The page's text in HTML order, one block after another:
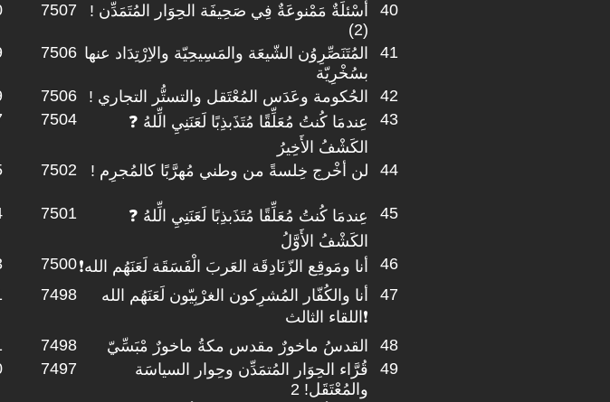
7507
أسْئلَةٌ مَمْنوعَةٌ فِي صَحِيفَة الحِوَار المُتَمَدِّن !
(2)
40
7506 المُتَنَصِّرِوُن الشّيعَة والمَسِيحِيّة والاِرْتِدَاد عنها
بسُخْرِيّة
41
7506 الحُكومة وعَدَس المُعْتَقل والتستُّر التجاري !
42
7504
عِندمَا كُنتُ مُعَلِّقًا مُتَذَبذِبًا لَعَنَنِيِ الِّلهُ ❓
الكَشْفُ الأَخِيرُ
43
7502 لن أخْرج خِلسةً من وطني مُهرَّبًا كالمُجرِم ! 44
7501
عِندمَا كُنتُ مُعَلِّقًا مُتَذَبذِبًا لَعَنَنِيِ الِّلهُ ❓
الكَشْفُ الأَوَّلُ
45
7500أنا ومَوقِع الزّنَادِقَة العَربَ الْفَسَقَة لَعَنَهُم الله❗
46
7498
أنا والكُفّار المُشرِكون الغرْبِيّون لَعَنَهُم الله
❗اللقاء الثالث
47
7498 القدسُ ماخورٌ مقدس مكةُ ماخورٌ مْبَسِّيّ
48
7497
قُرَّاء الحِوَار المُتمَدِّن وحِوار السياسَة
والمُعْتَقَل! 2
49